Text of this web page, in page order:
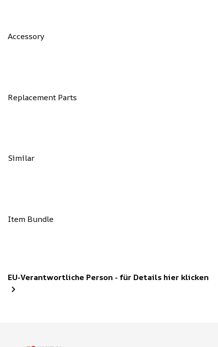
Accessory
Replacement Parts
Similar
Item Bundle
EU-Verantwortliche Person - für Details hier klicken